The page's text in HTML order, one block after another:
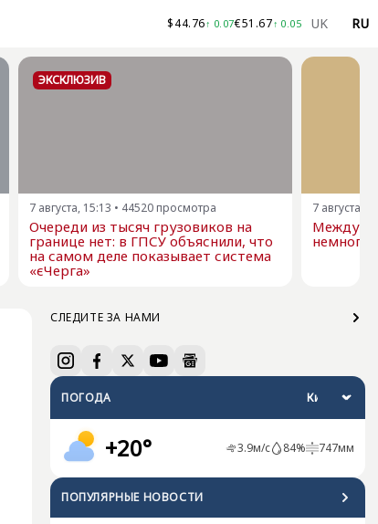
$44.76↑ 0.07€51.67↑ 0.05 UK RU
ЭКСКЛЮЗИВ
7 августа, 15:13 • 44520 просмотра
Очереди из тысяч грузовиков на
границе нет: в ГПСУ объяснили, что
на самом деле показывает система
«єЧерга»
7 августа,
немного
СЛЕДИТЕ ЗА НАМИ
ПОГОДА
+20° 3.9м/с 84% 747мм
ПОПУЛЯРНЫЕ НОВОСТИ